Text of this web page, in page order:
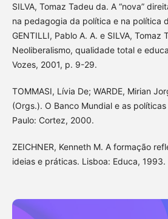
SILVA, Tomaz Tadeu da. A “nova”
na pedagogia da política e na política
GENTILLI, Pablo A. A. e SILVA, Tomaz
Neoliberalismo, qualidade total e
Vozes, 2001, p. 9-29.
TOMMASI, Lívia De; WARDE, Mirian
(Orgs.). O Banco Mundial e as
Paulo: Cortez, 2000.
ZEICHNER, Kenneth M. A formação
ideias e práticas. Lisboa: Educa, 1993.